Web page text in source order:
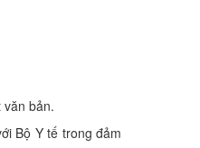
bản.
Bộ Y tế trong đảm